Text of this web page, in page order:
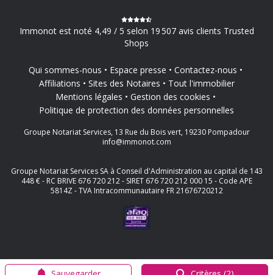
Immonot est noté 4,49 / 5 selon 19 507 avis clients Trusted
Shops
Qui sommes-nous Espace presse
Contactez-nous
Affiliations
Sites des Notaires
Tout l'immobilier
Mentions légales
Gestion des cookies
Politique de protection des données personnelles
Groupe Notariat Services, 13 Rue du Bois vert, 19230 Pompadour
info@immonot.com
Groupe Notariat Services SA à Conseil d'Administration au capital de 143
448 € - RC BRIVE 676 720 212 - SIRET 676 720 212 000 15 - Code APE
5814Z - TVA Intracommunautaire FR 21676720212